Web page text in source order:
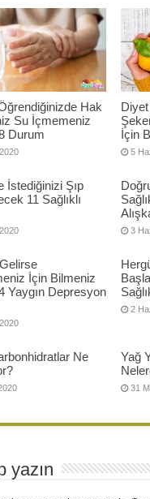
Hak
Su İçmemeniz
Durum
İçin
5
İstediğinizi Şıp
11 Sağlıklı
3
İçin Bilmeniz
Yaygın Depresyon
2
Ne
Yağ
31
yazın